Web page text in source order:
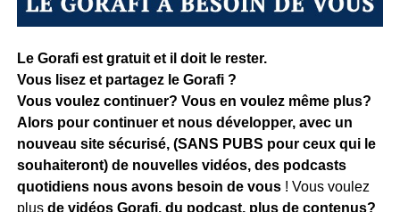
Le Gorafi est gratuit et il doit le rester.
Vous lisez et partagez le Gorafi ?
Vous voulez continuer? Vous en voulez même plus?
Alors pour continuer et nous développer, avec un
nouveau site sécurisé, (SANS PUBS pour ceux qui le
souhaiteront) de nouvelles vidéos, des podcasts
quotidiens nous avons besoin de vous ! Vous voulez
plus de vidéos Gorafi, du podcast, plus de contenus?